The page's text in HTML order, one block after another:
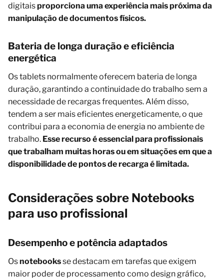
digitaisproporciona uma experiência mais próxima da
manipulação de documentos físicos.
Bateria de longa duração e eficiência
energética
Os tablets normalmente oferecem bateria de longa
duração, garantindo a continuidade do trabalho sem a
necessidade de recargas frequentes. Além disso,
tendem a ser mais eficientes energeticamente, o que
contribui para a economia de energia no ambiente de
trabalho. Esse recurso é essencial para profissionais
que trabalham muitas horas ou em situações em que a
disponibilidade de pontos de recarga é limitada.
Considerações sobre Notebooks
para uso profissional
Desempenho e potência adaptados
Osnotebooksse destacam em tarefas que exigem
maior poder de processamento como design gráfico,